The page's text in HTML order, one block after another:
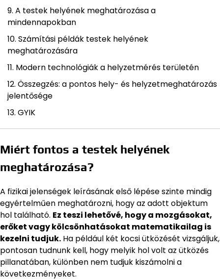
A testek helyének meghatározása a
mindennapokban
Számítási példák testek helyének
meghatározására
Modern technológiák a helyzetmérés területén
Összegzés: a pontos hely- és helyzetmeghatározás
jelentősége
GYIK
Miért fontos a testek helyének
meghatározása?
A fizikai jelenségek leírásának első lépése szinte mindig
egyértelműen meghatározni, hogy az adott objektum
hol található. Ez teszi lehetővé, hogy a mozgásokat,
erőket vagy kölcsönhatásokat matematikailag is
kezelni tudjuk. Ha például két kocsi ütközését vizsgáljuk,
pontosan tudnunk kell, hogy melyik hol volt az ütközés
pillanatában, különben nem tudjuk kiszámolni a
következményeket.